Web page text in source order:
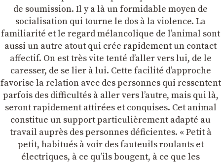
de soumission. Il y a là un formidable moyen de
socialisation qui tourne le dos à la violence. La
familiarité et le regard mélancolique de lʼanimal sont
aussi un autre atout qui crée rapidement un contact
affectif. On est très vite tenté dʼaller vers lui, de le
caresser, de se lier à lui. Cette facilité dʼapproche
favorise la relation avec des personnes qui ressentent
parfois des difficultés à aller vers lʼautre, mais qui là,
seront rapidement attirées et conquises. Cet animal
constitue un support particulièrement adapté au
travail auprès des personnes déficientes. « Petit à
petit, habitués à voir des fauteuils roulants et
électriques, à ce quʼils bougent, à ce que les